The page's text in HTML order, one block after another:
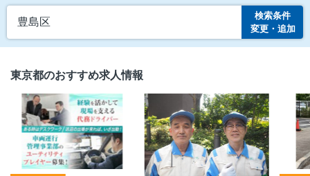
豊島区
検索条件
変更・追加
東京都のおすすめ求人情報